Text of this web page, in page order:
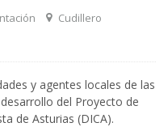
Cudillero
y agentes locales de las
del Proyecto de
de Asturias (DICA).